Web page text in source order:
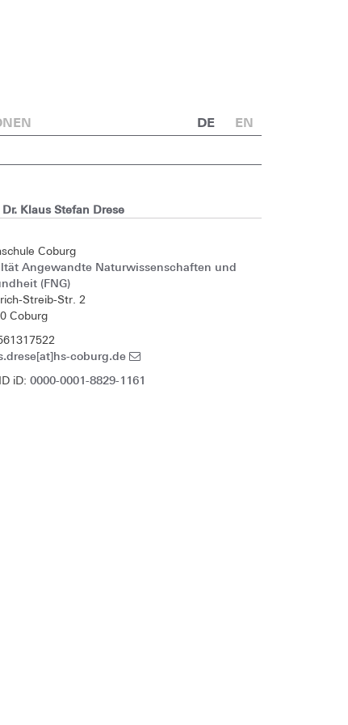
DE EN
Dr. Klaus Stefan Drese
Coburg
Angewandte Naturwissenschaften und
(FNG)
Streib-Str. 2
Coburg
coburg.de
iD:0000-0001-8829-1161